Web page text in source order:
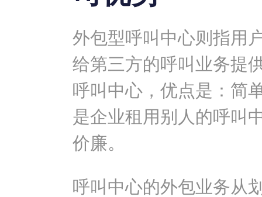
外包型呼叫中心则指用
给第三方的呼叫业务提
呼叫中心，优点是：简
是企业租用别人的呼叫
价廉。
呼叫中心的外包业务从